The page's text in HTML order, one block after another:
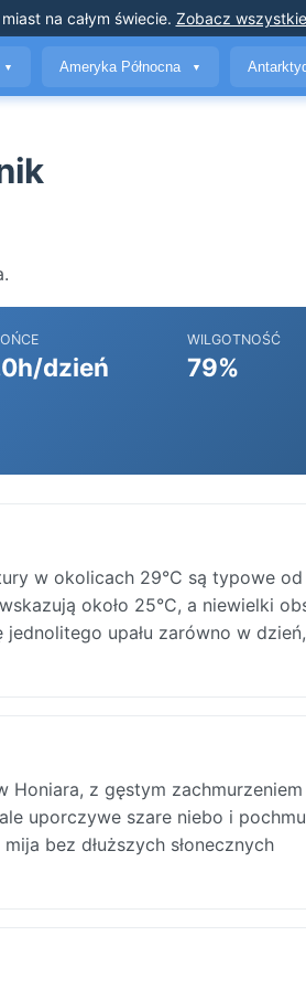
na całym świecie. Zobacz
▼ Ameryka Północna ▼
dzień
WILGOTNOŚĆ
79%
w okolicach 29°C są typowe
około 25°C, a niewielki
upału zarówno w
Honiara, z gęstym zachmurzeniem
uporczywe szare niebo i
bez dłuższych słonecznych